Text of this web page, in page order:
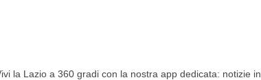
la Lazio a 360 gradi con la nostra app dedicata: notizie in